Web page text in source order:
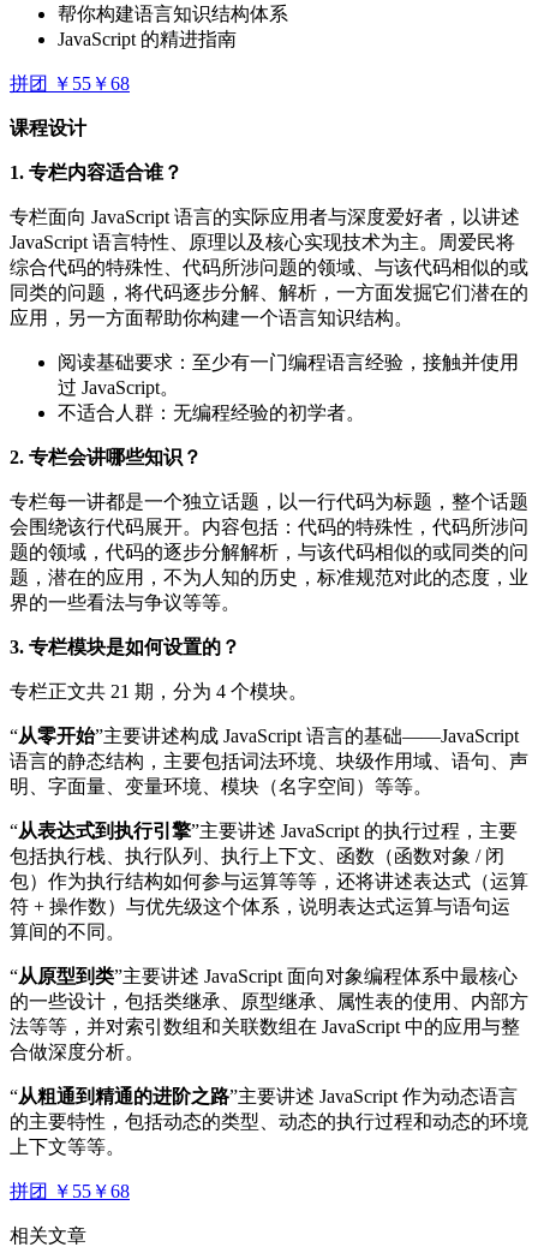
帮你构建语言知识结构体系
JavaScript 的精进指南
拼团 ￥55 ￥68
课程设计
1. 专栏内容适合谁？
专栏面向 JavaScript 语言的实际应用者与深度爱好者，以讲述
JavaScript 语言特性、原理以及核心实现技术为主。周爱民将
综合代码的特殊性、代码所涉问题的领域、与该代码相似的或
同类的问题，将代码逐步分解、解析，一方面发掘它们潜在的
应用，另一方面帮助你构建一个语言知识结构。
阅读基础要求：至少有一门编程语言经验，接触并使用
过 JavaScript。
不适合人群：无编程经验的初学者。
2. 专栏会讲哪些知识？
专栏每一讲都是一个独立话题，以一行代码为标题，整个话题
会围绕该行代码展开。内容包括：代码的特殊性，代码所涉问
题的领域，代码的逐步分解解析，与该代码相似的或同类的问
题，潜在的应用，不为人知的历史，标准规范对此的态度，业
界的一些看法与争议等等。
3. 专栏模块是如何设置的？
专栏正文共 21 期，分为 4 个模块。
“从零开始”主要讲述构成 JavaScript 语言的基础——JavaScript
语言的静态结构，主要包括词法环境、块级作用域、语句、声
明、字面量、变量环境、模块（名字空间）等等。
“从表达式到执行引擎”主要讲述 JavaScript 的执行过程，主要
包括执行栈、执行队列、执行上下文、函数（函数对象 / 闭
包）作为执行结构如何参与运算等等，还将讲述表达式（运算
符 + 操作数）与优先级这个体系，说明表达式运算与语句运
算间的不同。
“从原型到类”主要讲述 JavaScript 面向对象编程体系中最核心
的一些设计，包括类继承、原型继承、属性表的使用、内部方
法等等，并对索引数组和关联数组在 JavaScript 中的应用与整
合做深度分析。
“从粗通到精通的进阶之路”主要讲述 JavaScript 作为动态语言
的主要特性，包括动态的类型、动态的执行过程和动态的环境
上下文等等。
拼团 ￥55 ￥68
相关文章